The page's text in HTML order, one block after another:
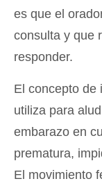
es que el
consulta y que
responder.
El concepto de
utiliza para
embarazo en
prematura,
El movimiento